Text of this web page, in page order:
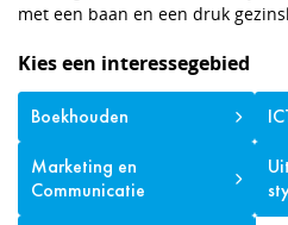
met een baan en een druk
Kies een interessegebied
Boekhouden
Marketing en
Communicatie